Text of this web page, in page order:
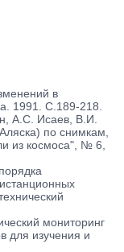
в
1991. С.189-218.
А.С. Исаев, В.И.
по снимкам,
из космоса", № 6,
мониторинг
для изучения и